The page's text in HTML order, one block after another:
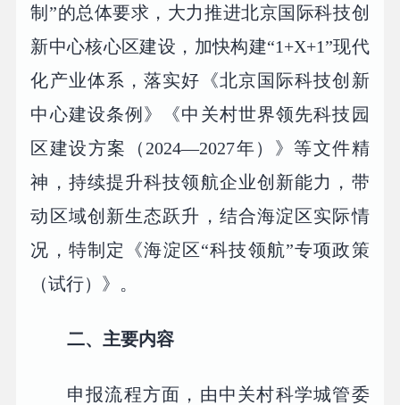
制”的总体要求，大力推进北京国际科技创
新中心核心区建设，加快构建“1+X+1”现代
化产业体系，落实好《北京国际科技创新
中心建设条例》《中关村世界领先科技园
区建设方案（2024—2027年）》等文件精
神，持续提升科技领航企业创新能力，带
动区域创新生态跃升，结合海淀区实际情
况，特制定《海淀区“科技领航”专项政策
（试行）》。
二、主要内容
申报流程方面，由中关村科学城管委